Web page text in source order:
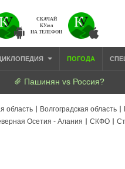
СКАЧАЙ
КУзел
НА ТЕЛЕФОН
ПОГОДА
Пашинян vs Россия?
область Волгоградская область
Осетия - Алания
СКФО